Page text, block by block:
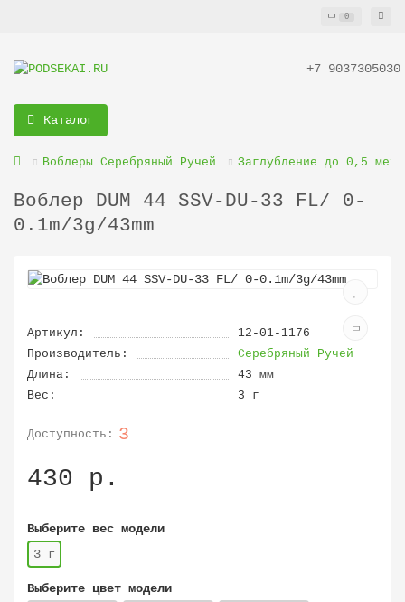
0
+7 9037305030
Каталог
Воблеры Серебряный Ручей Заглубление до 0,5
Воблер DUM 44 SSV-DU-33 FL/ 0-
0.1m/3g/43mm
Артикул:
12-01-1176
Производитель:
Серебряный Ручей
Длина:
43 мм
Вес:
3 г
3
430 р.
Выберите вес модели
3 г
Выберите цвет модели